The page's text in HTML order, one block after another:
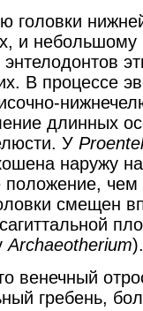
головки
и
В процессе
длинных
У
наружу
положение,
смещен
Archaeotherium).
венечный
гребень,